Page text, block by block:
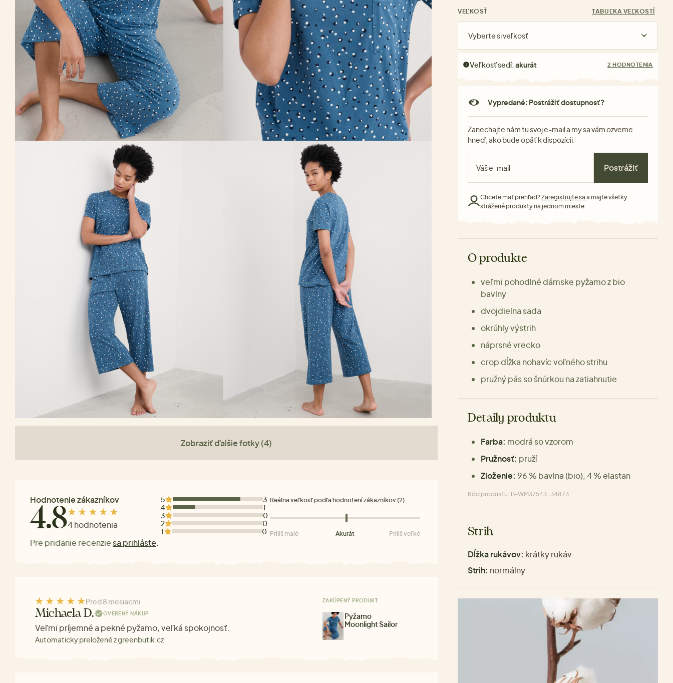
Zobraziť ďalšie fotky (4)
Hodnotenie zákazníkov
4.84 hodnotenia
Pre pridanie recenzie sa prihláste.
5
3
4
1
3
0
2
0
1
0
Reálna veľkosť podľa hodnotení zákazníkov (2):
Príliš malé Akurát Príliš veľké
Pred 8 mesiacmi
Michaela D. OVERENÝ NÁKUP
Veľmi príjemné a pekné pyžamo, veľká spokojnosť.
Automaticky preložené z greenbutik.cz
ZAKÚPENÝ PRODUKT
Pyžamo
Moonlight Sailor
VEĽKOSŤ TABUĽKA VEĽKOSTÍ
Vyberte si veľkosť
Veľkosť sedí:akurát 2 HODNOTENIA
Vypredané: Postrážiť dostupnosť?
Zanechajte nám tu svoj e-mail a my sa vám ozveme
hneď, ako bude opäť k dispozícii.
Postrážiť
Chcete mať prehľad?Zaregistrujte sa a majte všetky
strážené produkty na jednom mieste.
O produkte
veľmi pohodlné dámske pyžamo z bio
bavlny
dvojdielna sada
okrúhly výstrih
náprsné vrecko
crop dĺžka nohavíc voľného strihu
pružný pás so šnúrkou na zatiahnutie
Detaily produktu
Farba: modrá so vzorom
Pružnosť: pruží
Zloženie: 96 % bavlna (bio), 4 % elastan
Kód produktu: B-WM37543-34873
Strih
Dĺžka rukávov: krátky rukáv
Strih: normálny